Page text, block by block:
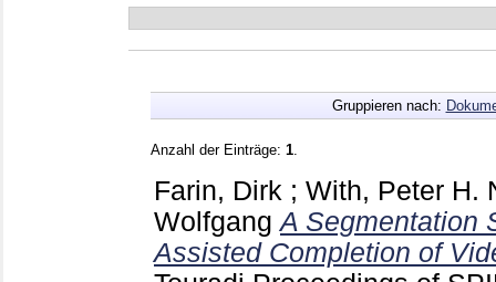
Gruppieren nach:
Anzahl der Einträge: 1
Farin, Dirk ; With, Peter H.
Wolfgang A Segmentation
Assisted Completion of